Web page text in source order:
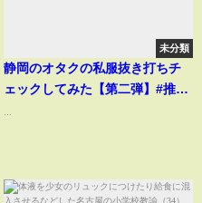
未分類
静岡のオタクの私服抜き打ちチ
ェックしてみた【第二弾】#推し